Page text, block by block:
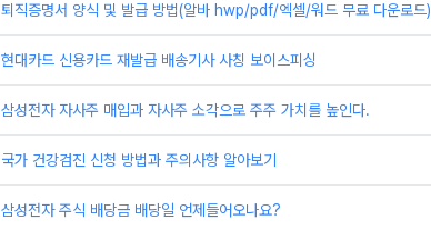
퇴직증명서 양식 및 발급 방법(알바 hwp/pdf/엑셀/워드 무료 다운로드)
현대카드 신용카드 재발급 배송기사 사칭 보이스피싱
삼성전자 자사주 매입과 자사주 소각으로 주주 가치를 높인다.
국가 건강검진 신청 방법과 주의사항 알아보기
삼성전자 주식 배당금 배당일 언제들어오나요?